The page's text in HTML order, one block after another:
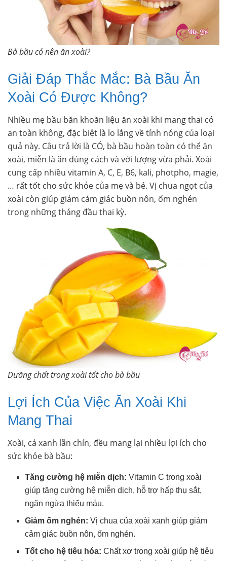
Bà bầu có nên ăn xoài?
Giải Đáp Thắc Mắc: Bà Bầu Ăn
Xoài Có Được Không?
Nhiều mẹ bầu băn khoăn liệu ăn xoài khi mang thai có
an toàn không, đặc biệt là lo lắng về tính nóng của loại
quả này. Câu trả lời là CÓ, bà bầu hoàn toàn có thể ăn
xoài, miễn là ăn đúng cách và với lượng vừa phải. Xoài
cung cấp nhiều vitamin A, C, E, B6, kali, photpho, magie,
… rất tốt cho sức khỏe của mẹ và bé. Vị chua ngọt của
xoài còn giúp giảm cảm giác buồn nôn, ốm nghén
trong những tháng đầu thai kỳ.
Dưỡng chất trong xoài tốt cho bà bầu
Lợi Ích Của Việc Ăn Xoài Khi
Mang Thai
Xoài, cả xanh lẫn chín, đều mang lại nhiều lợi ích cho
sức khỏe bà bầu:
Tăng cường hệ miễn dịch: Vitamin C trong xoài
giúp tăng cường hệ miễn dịch, hỗ trợ hấp thụ sắt,
ngăn ngừa thiếu máu.
Giảm ốm nghén: Vị chua của xoài xanh giúp giảm
cảm giác buồn nôn, ốm nghén.
Tốt cho hệ tiêu hóa: Chất xơ trong xoài giúp hệ tiêu